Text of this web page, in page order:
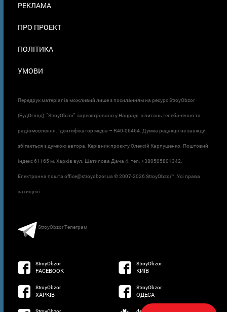
РЕКЛАМА
ПРО ПРОЕКТ
ПОЛІТИКА
УМОВИ
Передрук матеріалів можливий лише з посиланням на ресурс StroyObzor
(БудОгляд). "StroyObzor" зареєстровано у Нацраді з питань телебачення та
радіомовлення. Ідентифікатор медіа – R40-06464. Думка редакції не завжди
збігається з думкою автора. Керівник проєкту Олексій Карпушенко. Поштовий
індекс 61165 м. Харків вул. Шатилова Дача 4. тел. +380505801342.
Електронна пошта office@stroyobzor.ua © 2007-2026 StroyObzor™. Усі права
захищені.
StroyObzor Телеграм
StroyObzor
FACEBOOK
StroyObzor
КИЇВ
StroyObzor
ХАРКІВ
StroyObzor
ОДЕСА